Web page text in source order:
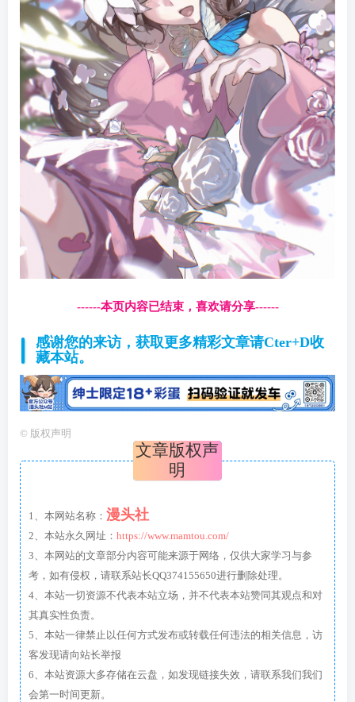
------本页内容已结束，喜欢请分享------
感谢您的来访，获取更多精彩文章请Cter+D收
藏本站。
© 版权声明
文章版权声
明
1、本网站名称： 漫头社
2、本站永久网址： https://www.mamtou.com/
3、本网站的文章部分内容可能来源于网络，仅供大家学习与参
考，如有侵权，请联系站长QQ374155650进行删除处理。
4、本站一切资源不代表本站立场，并不代表本站赞同其观点和对
其真实性负责。
5、本站一律禁止以任何方式发布或转载任何违法的相关信息，访
客发现请向站长举报
6、本站资源大多存储在云盘，如发现链接失效，请联系我们我们
会第一时间更新。